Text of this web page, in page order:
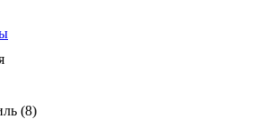
(8)